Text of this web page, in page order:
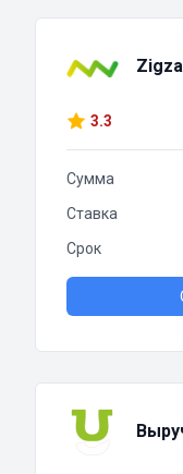
3.3
Сумма
Ставка
Срок